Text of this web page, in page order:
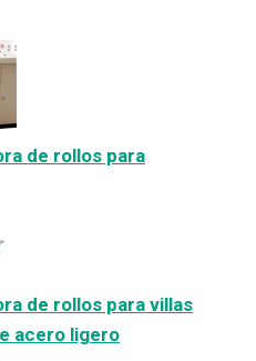
de rollos para
de rollos para villas
acero ligero